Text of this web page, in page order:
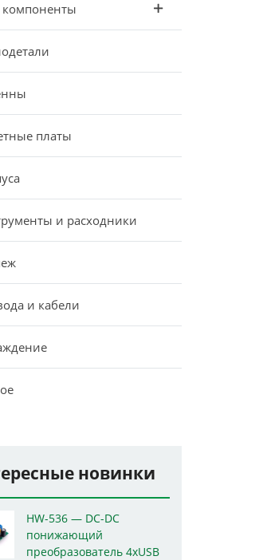
компоненты
платы
и расходники
и кабели
новинки
HW-536 — DC-DC
понижающий
преобразователь 4xUSB